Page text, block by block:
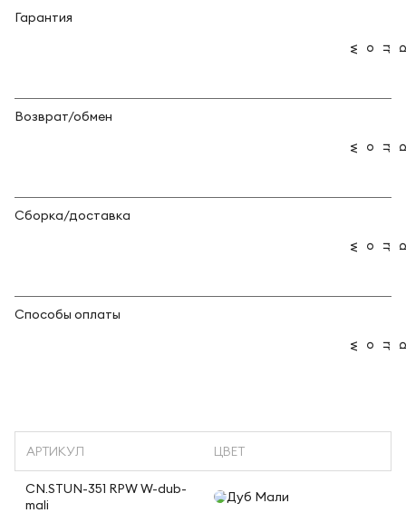
Гарантия
Возврат/обмен
Сборка/доставка
Способы оплаты
АРТИКУЛ ЦВЕТ
CN.STUN-351 RPW W-dub-
mali
Дуб Мали